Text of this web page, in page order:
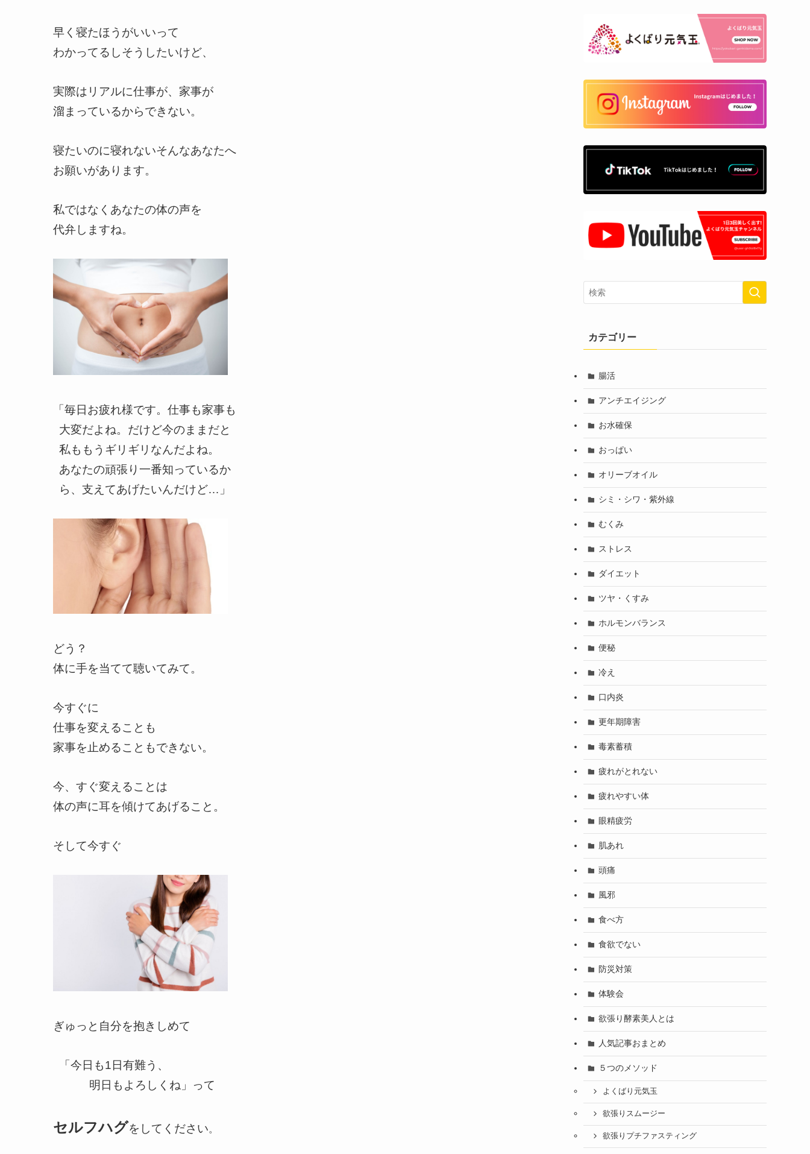
早く寝たほうがいいって
わかってるしそうしたいけど、
実際はリアルに仕事が、家事が
溜まっているからできない。
寝たいのに寝れないそんなあなたへ
お願いがあります。
私ではなくあなたの体の声を
代弁しますね。
「毎日お疲れ様です。仕事も家事も
大変だよね。だけど今のままだと
私ももうギリギリなんだよね。
あなたの頑張り一番知っているか
ら、支えてあげたいんだけど…」
どう？
体に手を当てて聴いてみて。
今すぐに
仕事を変えることも
家事を止めることもできない。
今、すぐ変えることは
体の声に耳を傾けてあげること。
そして今すぐ
ぎゅっと自分を抱きしめて
「今日も1日有難う、
明日もよろしくね」って
セルフハグをしてください。
カテゴリー
腸活
アンチエイジング
お水確保
おっぱい
オリーブオイル
シミ・シワ・紫外線
むくみ
ストレス
ダイエット
ツヤ・くすみ
ホルモンバランス
便秘
冷え
口内炎
更年期障害
毒素蓄積
疲れがとれない
疲れやすい体
眼精疲労
肌あれ
頭痛
風邪
食べ方
食欲でない
防災対策
体験会
欲張り酵素美人とは
人気記事おまとめ
５つのメソッド
よくばり元気玉
欲張りスムージー
欲張りプチファスティング